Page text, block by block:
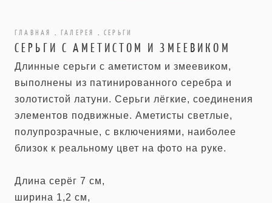
ГЛАВНАЯ .ГАЛЕРЕЯ .СЕРЬГИ
СЕРЬГИ С АМЕТИСТОМ И ЗМЕЕВИКОМ
Длинные серьги с аметистом и змеевиком,
выполнены из патинированного серебра и
золотистой латуни. Серьги лёгкие, соединения
элементов подвижные. Аметисты светлые,
полупрозрачные, с включениями, наиболее
близок к реальному цвет на фото на руке.
Длина серёг 7 см,
ширина 1,2 см,